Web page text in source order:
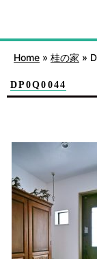
Home » 桂の家 »
DP0Q0044